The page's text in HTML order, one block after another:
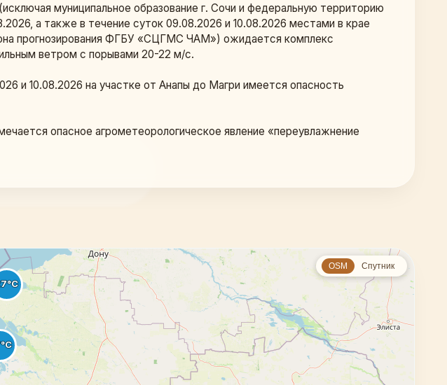
муниципальное образование г. Сочи и федеральную территорию
а также в течение суток 09.08.2026 и 10.08.2026 местами в крае
прогнозирования ФГБУ «СЦГМС ЧАМ») ожидается комплекс
ветром с порывами 20-22 м/с.
и 10.08.2026 на участке от Анапы до Магри имеется опасность
опасное агрометеорологическое явление «переувлажнение
OSM Спутник